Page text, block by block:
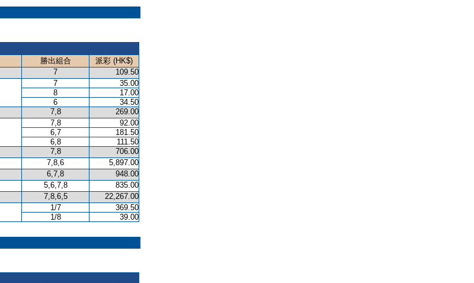
勝出組合
派彩 (HK$)
7
109.50
7
35.00
8
17.00
6
34.50
7,8
269.00
7,8
92.00
6,7
181.50
6,8
111.50
7,8
706.00
7,8,6
5,897.00
6,7,8
948.00
5,6,7,8
835.00
7,8,6,5
22,267.00
1/7
369.50
1/8
39.00